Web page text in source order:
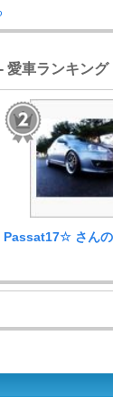
愛車ランキング
Passat17☆ さんの